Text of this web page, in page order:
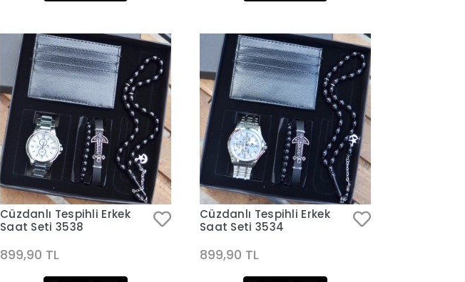
Cüzdanlı Tespihli Erkek
Saat Seti 3538
899,90 TL
Cüzdanlı Tespihli Erkek
Saat Seti 3534
899,90 TL